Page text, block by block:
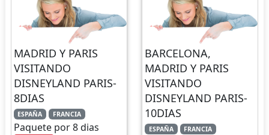
MADRID Y PARIS
VISITANDO
DISNEYLAND PARIS-
8DIAS
ESPAÑA FRANCIA
Paquete por 8 dias
BARCELONA,
MADRID Y PARIS
VISITANDO
DISNEYLAND PARIS-
10DIAS
ESPAÑA FRANCIA